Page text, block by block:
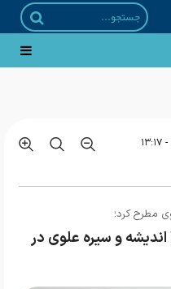
مطرح کرد؛
اندیشه و سیره علوی در